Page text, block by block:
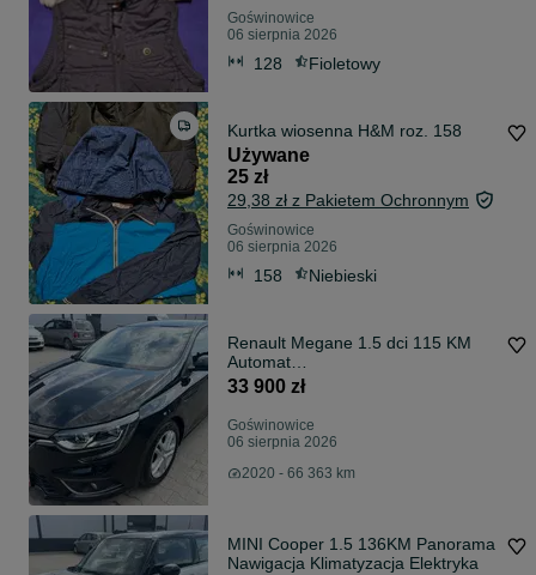
Goświnowice
06 sierpnia 2026
128 Fioletowy
Kurtka wiosenna H&M roz. 158
Używane
25 zł
29,38 zł z Pakietem Ochronnym
Goświnowice
06 sierpnia 2026
158 Niebieski
Renault Megane 1.5 dci 115 KM
Automat
Nawigacja,Klimatyzacja,Elektryka,C
33 900 zł
Goświnowice
06 sierpnia 2026
2020 - 66 363 km
MINI Cooper 1.5 136KM Panorama
Nawigacja Klimatyzacja Elektryka